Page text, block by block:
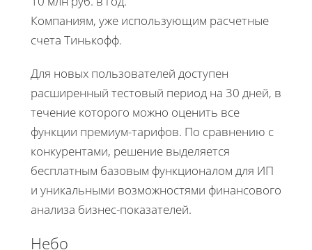
Компаниям, уже использующим расчетные
счета Тинькофф.
Для новых пользователей доступен
расширенный тестовый период на 30 дней, в
течение которого можно оценить все
функции премиум-тарифов. По сравнению с
конкурентами, решение выделяется
бесплатным базовым функционалом для ИП
и уникальными возможностями финансового
анализа бизнес-показателей.
Небо